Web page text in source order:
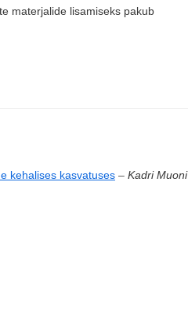
materjalide lisamiseks pakub
kehalises kasvatuses – Kadri Muoni